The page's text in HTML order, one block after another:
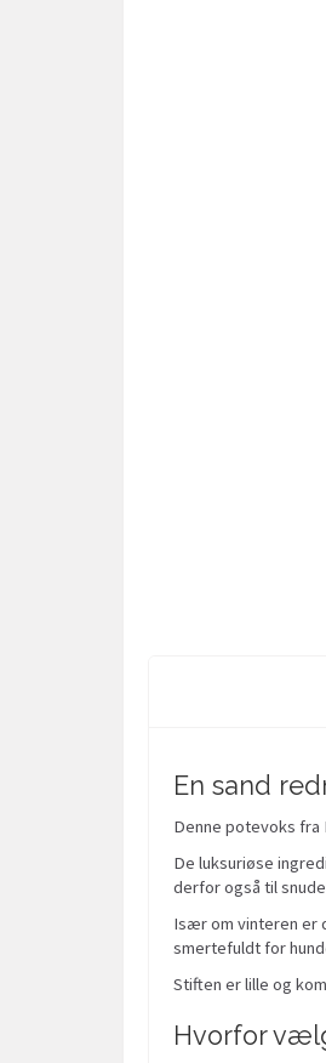
En sand
Denne potevoks fra
De luksuriøse
derfor også til
Især om vinteren er
smertefuldt for
Stiften er lille og
Hvorfor